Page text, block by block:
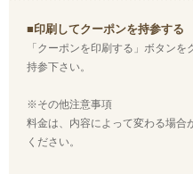
■印刷してクーポンを持参する
「クーポンを印刷する」ボタン
持参下さい。
※その他注意事項
料金は、内容によって変わる場合
ください。